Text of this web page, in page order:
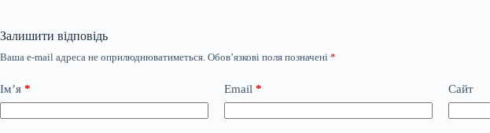
Залишити відповідь
Ваша e-mail адреса не оприлюднюватиметься. Обов’язкові поля позначені *
Ім’я * Email * Сайт